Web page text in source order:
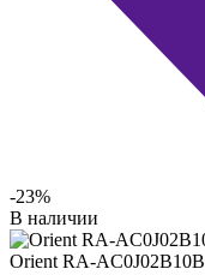
-23%
В наличии
Orient RA-AC0J02B10B